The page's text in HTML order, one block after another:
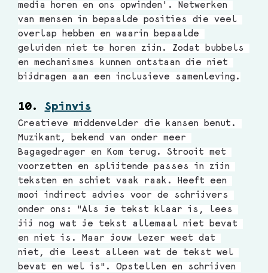
media horen en ons opwinden'. Netwerken
van mensen in bepaalde posities die veel
overlap hebben en waarin bepaalde
geluiden niet te horen zijn. Zodat bubbels
en mechanismes kunnen ontstaan die niet
bijdragen aan een inclusieve samenleving.
10. Spinvis
Creatieve middenvelder die kansen benut.
Muzikant, bekend van onder meer
Bagagedrager en Kom terug. Strooit met
voorzetten en splijtende passes in zijn
teksten en schiet vaak raak. Heeft een
mooi indirect advies voor de schrijvers
onder ons: "Als je tekst klaar is, lees
jij nog wat je tekst allemaal niet bevat
en niet is. Maar jouw lezer weet dat
niet, die leest alleen wat de tekst wel
bevat en wel is". Opstellen en schrijven